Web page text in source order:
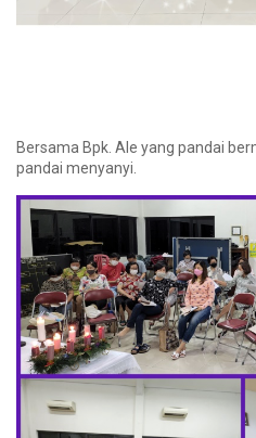
Bersama Bpk. Ale yang pandai
pandai menyanyi.